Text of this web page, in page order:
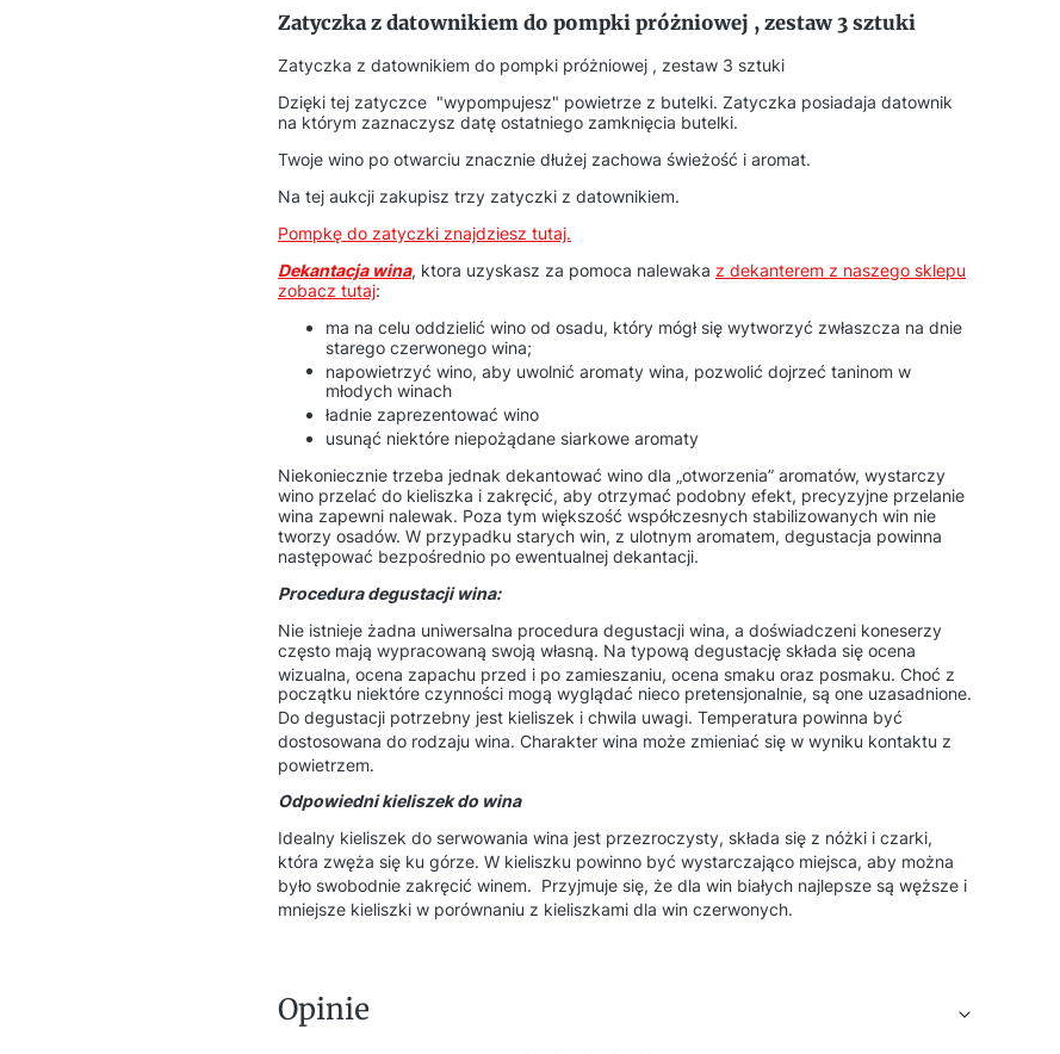
Zatyczka z datownikiem do pompki próżniowej , zestaw 3 sztuki
Zatyczka z datownikiem do pompki próżniowej , zestaw 3 sztuki
Dzięki tej zatyczce "wypompujesz" powietrze z butelki. Zatyczka posiadaja datownik
na którym zaznaczysz datę ostatniego zamknięcia butelki.
Twoje wino po otwarciu znacznie dłużej zachowa świeżość i aromat.
Na tej aukcji zakupisz trzy zatyczki z datownikiem.
Pompkę do zatyczki znajdziesz tutaj.
Dekantacja wina, ktora uzyskasz za pomoca nalewaka z dekanterem z naszego sklepu
zobacz tutaj:
ma na celu oddzielić wino od osadu, który mógł się wytworzyć zwłaszcza na dnie
starego czerwonego wina;
napowietrzyć wino, aby uwolnić aromaty wina, pozwolić dojrzeć taninom w
młodych winach
ładnie zaprezentować wino
usunąć niektóre niepożądane siarkowe aromaty
Niekoniecznie trzeba jednak dekantować wino dla „otworzenia” aromatów, wystarczy
wino przelać do kieliszka i zakręcić, aby otrzymać podobny efekt, precyzyjne przelanie
wina zapewni nalewak. Poza tym większość współczesnych stabilizowanych win nie
tworzy osadów. W przypadku starych win, z ulotnym aromatem, degustacja powinna
następować bezpośrednio po ewentualnej dekantacji.
Procedura degustacji wina:
Nie istnieje żadna uniwersalna procedura degustacji wina, a doświadczeni koneserzy
często mają wypracowaną swoją własną. Na typową degustację składa się ocena
wizualna, ocena zapachu przed i po zamieszaniu, ocena smaku oraz posmaku . Choć z
początku niektóre czynności mogą wyglądać nieco pretensjonalnie, są one uzasadnione.
Do degustacji potrzebny jest kieliszek i chwila uwagi. Temperatura powinna być
dostosowana do rodzaju wina. Charakter wina może zmieniać się w wyniku kontaktu z
powietrzem
Odpowiedni kieliszek do wina
Idealny kieliszek do serwowania wina jest przezroczysty, składa się z nóżki i czarki,
która zwęża się ku górze. W kieliszku powinno być wystarczająco miejsca, aby można
było swobodnie zakręcić winem. Przyjmuje się, że dla win białych najlepsze są węższe i
mniejsze kieliszki w porównaniu z kieliszkami dla win czerwonych
Opinie